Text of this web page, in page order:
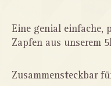
Eine genial einfache,
Zapfen aus unserem
Zusammensteckbar